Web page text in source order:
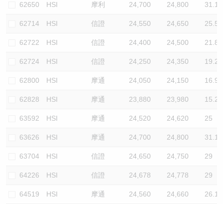
62650 HSI 摩利 24,700 24,800 31.1
62714 HSI 信證 24,550 24,650 25.5
62722 HSI 信證 24,400 24,500 21.8
62724 HSI 信證 24,250 24,350 19.2
62800 HSI 摩通 24,050 24,150 16.9
62828 HSI 摩通 23,880 23,980 15.2
63592 HSI 摩通 24,520 24,620 25
63626 HSI 摩通 24,700 24,800 31.1
63704 HSI 信證 24,650 24,750 29
64226 HSI 信證 24,678 24,778 29
64519 HSI 摩通 24,560 24,660 26.1